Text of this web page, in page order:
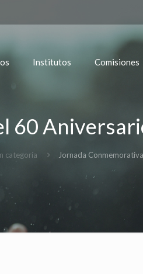
Institutos Comisiones
60
categoría Jornada